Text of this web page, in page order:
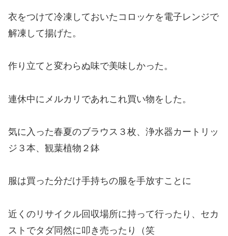
衣をつけて冷凍しておいたコロッケを電子レンジで
解凍して揚げた。
作り立てと変わらぬ味で美味しかった。
連休中にメルカリであれこれ買い物をした。
気に入った春夏のブラウス３枚、浄水器カートリッ
ジ３本、観葉植物２鉢
服は買った分だけ手持ちの服を手放すことに
近くのリサイクル回収場所に持って行ったり、セカ
ストでタダ同然に叩き売ったり（笑